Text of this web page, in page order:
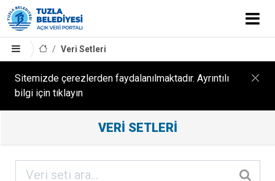
Veri Setleri
Sitemizde çerezlerden faydalanılmaktadır. Ayrıntılı
bilgi için tıklayın
Sonuçları
ORGANIZASYONLAR
VERI SETLERI